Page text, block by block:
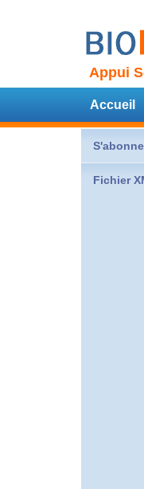
Appui
Accueil
Fichier